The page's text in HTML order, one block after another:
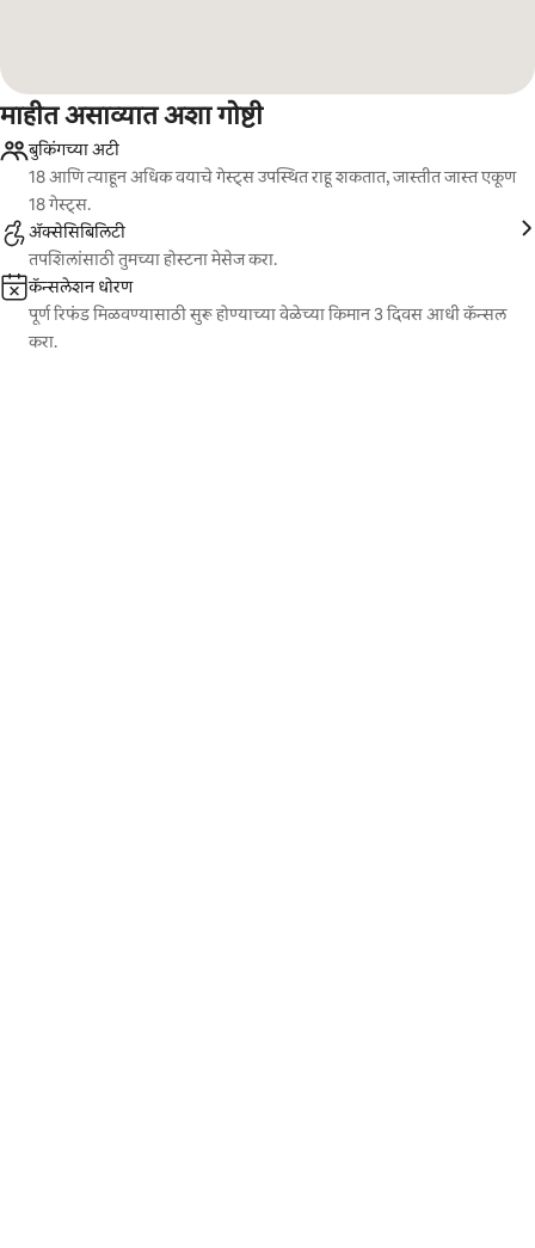
माहीत असाव्यात अशा गोष्टी
बुकिंगच्या अटी
18 आणि त्याहून अधिक वयाचे गेस्ट्स उपस्थित राहू शकतात, जास्तीत जास्त एकूण
18 गेस्ट्स.
ॲक्सेसिबिलिटी
तपशिलांसाठी तुमच्या होस्टना मेसेज करा.
कॅन्सलेशन धोरण
पूर्ण रिफंड मिळवण्यासाठी सुरू होण्याच्या वेळेच्या किमान 3 दिवस आधी कॅन्सल
करा.